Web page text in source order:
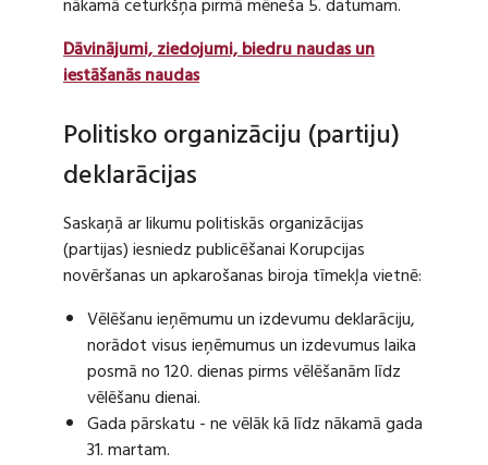
Dāvinājumi, ziedojumi, biedru naudas un
iestāšanās naudas
Politisko organizāciju (partiju)
deklarācijas
Saskaņā ar likumu politiskās organizācijas
(partijas) iesniedz publicēšanai Korupcijas
novēršanas un apkarošanas biroja tīmekļa vietnē:
Vēlēšanu ieņēmumu un izdevumu deklarāciju,
norādot visus ieņēmumus un izdevumus laika
posmā no 120. dienas pirms vēlēšanām līdz
vēlēšanu dienai.
Gada pārskatu - ne vēlāk kā līdz nākamā gada
31. martam.